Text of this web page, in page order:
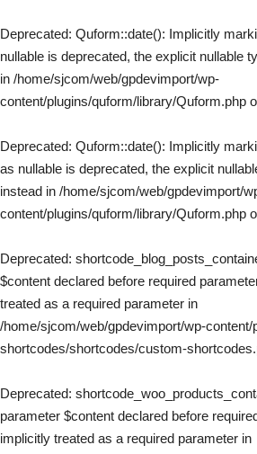
Deprecated: Quform::date(): Implicitly
nullable is deprecated, the explicit nullable
in /home/sjcom/web/gpdevimport/wp-
content/plugins/quform/library/Quform.php
Deprecated: Quform::date(): Implicitly
as nullable is deprecated, the explicit
instead in /home/sjcom/web/gpdevimport/
content/plugins/quform/library/Quform.php
Deprecated:
$content declared before required
treated as a required parameter in
/home/sjcom/web/gpdevimport/wp-
shortcodes/shortcodes/custom-
Deprecated:
parameter $content declared before
implicitly treated as a required parameter in